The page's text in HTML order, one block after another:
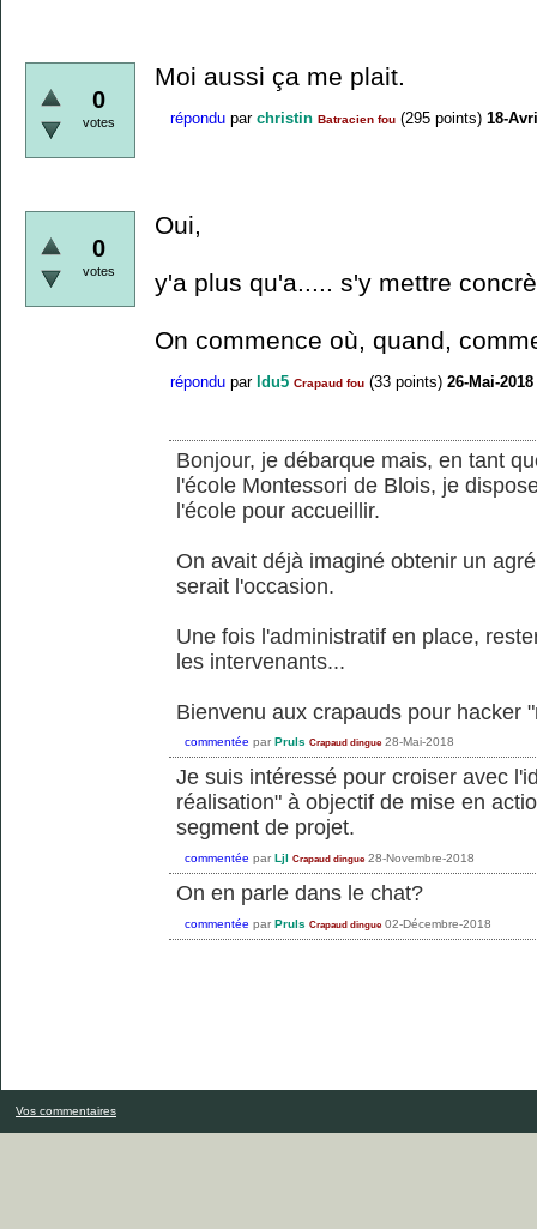
0
votes
Moi aussi ça me plait.
répondu par christin Batracien fou (295 points) 18-
0
votes
Oui,
y'a plus qu'a..... s'y mettre
On commence où, quand,
répondu par ldu5 Crapaud fou (33 points) 26-Mai-2018
Bonjour, je débarque mais, en tant
l'école Montessori de Blois, je
l'école pour accueillir.
On avait déjà imaginé obtenir un
serait l'occasion.
Une fois l'administratif en place,
les intervenants...
Bienvenu aux crapauds pour hacker
commentée par Pruls Crapaud dingue 28-Mai-2018
Je suis intéressé pour croiser avec
réalisation" à objectif de mise en
segment de projet.
commentée par Ljl Crapaud dingue 28-Novembre-2018
On en parle dans le chat?
commentée par Pruls Crapaud dingue 02-Décembre-2018
Vos commentaires